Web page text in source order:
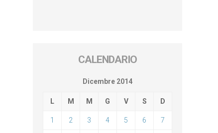
CALENDARIO
Dicembre 2014
L M M G V S D
1 2 3 4 5 6 7